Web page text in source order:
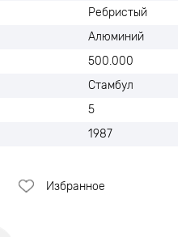
Ребристый
Алюминий
500.000
Стамбул
5
1987
Избранное